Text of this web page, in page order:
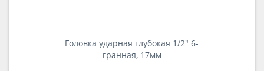
Головка ударная глубокая 1/2" 6-
гранная, 17мм